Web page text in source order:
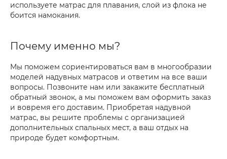
используете матрас для плавания, слой из флока не
боится намокания.
Почему именно мы?
Мы поможем сориентироваться вам в многообразии
моделей надувных матрасов и ответим на все ваши
вопросы. Позвоните нам или закажите бесплатный
обратный звонок, а мы поможем вам оформить заказ
и вовремя его доставим. Приобретая надувной
матрас, вы решите проблемы с организацией
дополнительных спальных мест, а ваш отдых на
природе будет комфортным.